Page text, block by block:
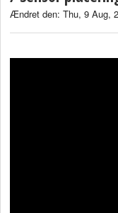
Ændret den: Thu, 9 Aug,